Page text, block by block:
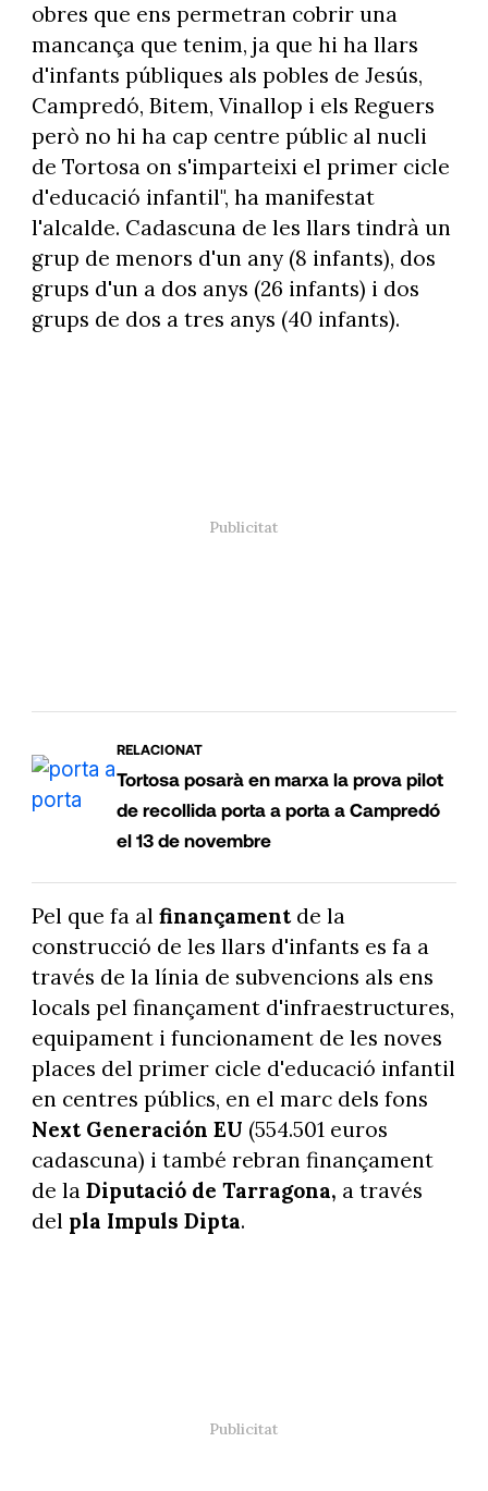
obres que ens permetran cobrir una
mancança que tenim, ja que hi ha llars
d'infants públiques als pobles de Jesús,
Campredó, Bitem, Vinallop i els Reguers
però no hi ha cap centre públic al nucli
de Tortosa on s'imparteixi el primer cicle
d'educació infantil", ha manifestat
l'alcalde. Cadascuna de les llars tindrà un
grup de menors d'un any (8 infants), dos
grups d'un a dos anys (26 infants) i dos
grups de dos a tres anys (40 infants).
RELACIONAT
Tortosa posarà en marxa la prova pilot
de recollida porta a porta a Campredó
el 13 de novembre
Pel que fa al finançamentde la
construcció de les llars d'infants es fa a
través de la línia de subvencions als ens
locals pel finançament d'infraestructures,
equipament i funcionament de les noves
places del primer cicle d'educació infantil
en centres públics, en el marc dels fons
Next Generación EU (554.501 euros
cadascuna) i també rebran finançament
de la Diputació de Tarragona, a través
del pla Impuls Dipta.